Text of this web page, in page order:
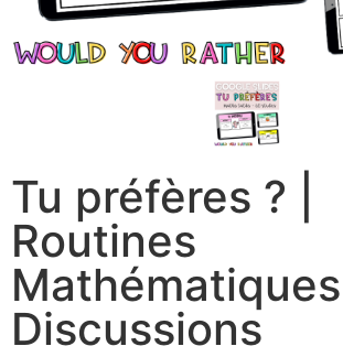
Tu préfères ? |
Routines
Mathématiques |
Discussions